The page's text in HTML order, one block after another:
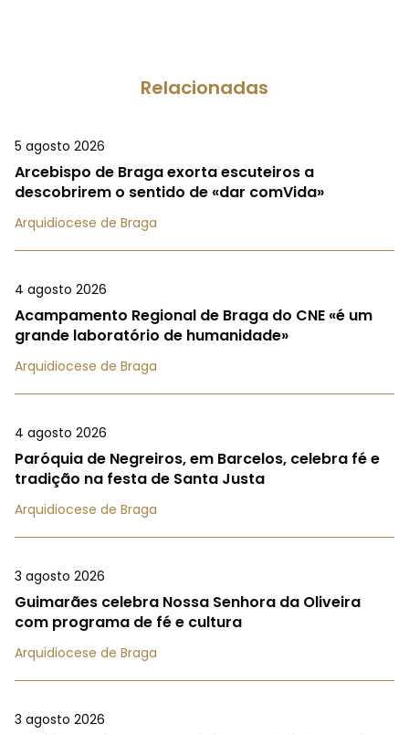
Relacionadas
5 agosto 2026
Arcebispo de Braga exorta escuteiros a
descobrirem o sentido de «dar comVida»
Arquidiocese de Braga
4 agosto 2026
Acampamento Regional de Braga do CNE «é um
grande laboratório de humanidade»
Arquidiocese de Braga
4 agosto 2026
Paróquia de Negreiros, em Barcelos, celebra fé e
tradição na festa de Santa Justa
Arquidiocese de Braga
3 agosto 2026
Guimarães celebra Nossa Senhora da Oliveira
com programa de fé e cultura
Arquidiocese de Braga
3 agosto 2026